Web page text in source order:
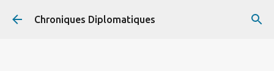
Accéder au contenu principal
Chroniques Diplomatiques